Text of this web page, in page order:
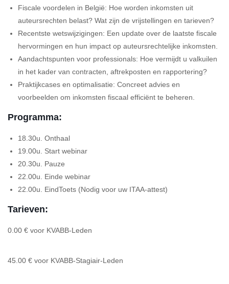
Fiscale voordelen in België: Hoe worden inkomsten uit
auteursrechten belast? Wat zijn de vrijstellingen en tarieven?
Recentste wetswijzigingen: Een update over de laatste fiscale
hervormingen en hun impact op auteursrechtelijke inkomsten.
Aandachtspunten voor professionals: Hoe vermijdt u valkuilen
in het kader van contracten, aftrekposten en rapportering?
Praktijkcases en optimalisatie: Concreet advies en
voorbeelden om inkomsten fiscaal efficiënt te beheren.
Programma:
18.30u. Onthaal
19.00u. Start webinar
20.30u. Pauze
22.00u. Einde webinar
22.00u. EindToets (Nodig voor uw ITAA-attest)
Tarieven:
0.00 € voor KVABB-Leden
45.00 € voor KVABB-Stagiair-Leden